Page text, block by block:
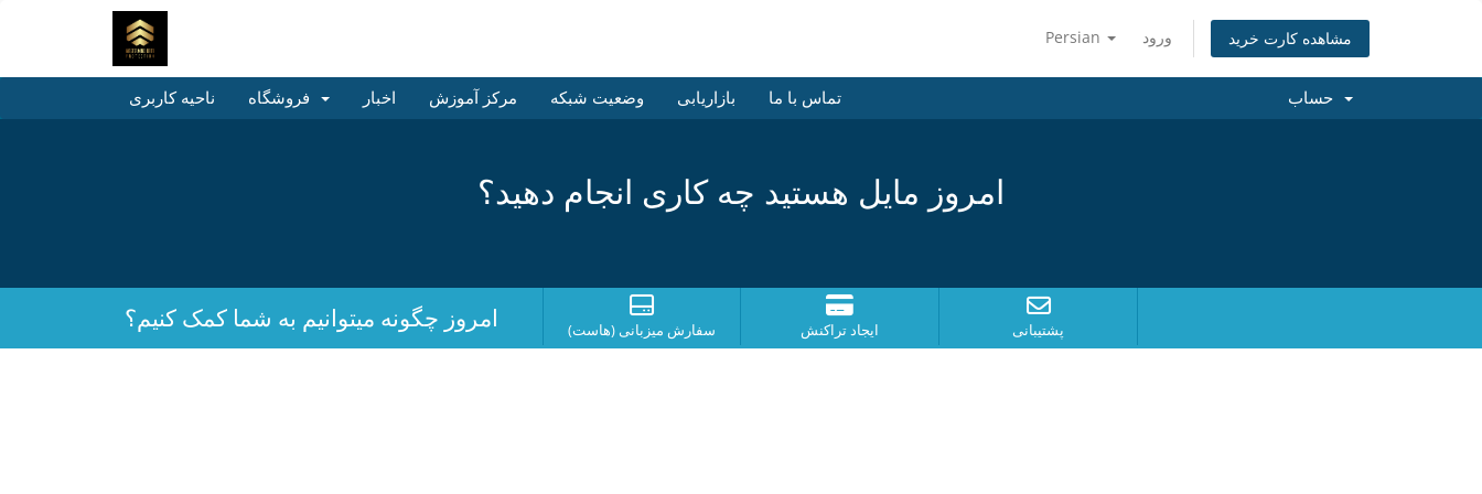
Persian ورود مشاهده کارت خرید
ناحیه کاربری اخبار مرکز آموزش وضعیت شبکه بازاریابی تماس با ما
امروز مایل هستید چه کاری انجام دهید؟
امروز چگونه میتوانیم به شما کمک کنیم؟ سفارش میزبانی (هاست) ایجاد تراکنش پشتیبانی